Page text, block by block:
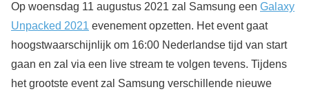
Op woensdag 11 augustus 2021 zal Samsung een Galaxy
Unpacked 2021 evenement opzetten. Het event gaat
hoogstwaarschijnlijk om 16:00 Nederlandse tijd van start
gaan en zal via een live stream te volgen tevens. Tijdens
het grootste event zal Samsung verschillende nieuwe